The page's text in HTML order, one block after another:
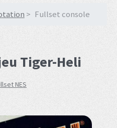
Fullset console
Tiger-Heli
NES